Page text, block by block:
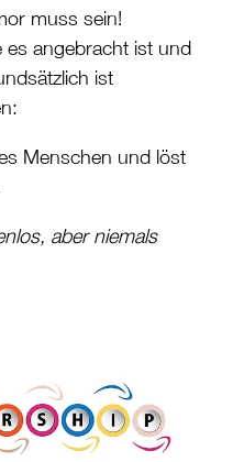
muss sein!
es angebracht ist und
ist
Menschen und löst
aber niemals